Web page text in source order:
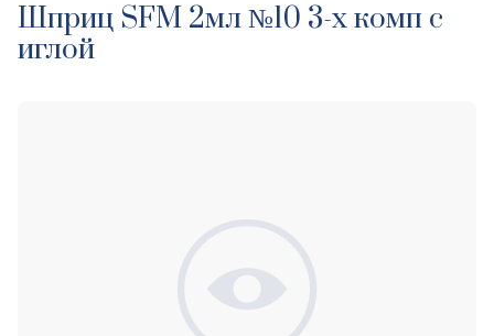
Шприц SFM 2мл №10 3-х комп с
иглой